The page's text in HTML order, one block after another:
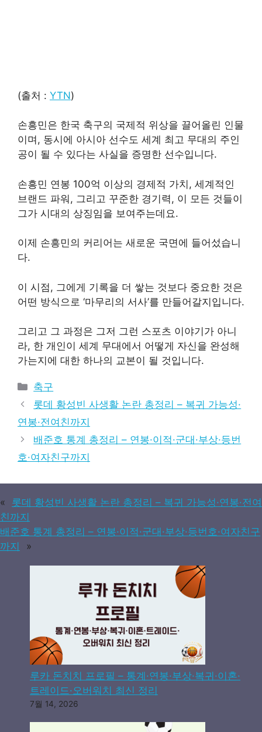
(출처 : YTN)
손흥민은 한국 축구의 국제적 위상을 끌어올린 인물
이며, 동시에 아시아 선수도 세계 최고 무대의 주인
공이 될 수 있다는 사실을 증명한 선수입니다.
손흥민 연봉 100억 이상의 경제적 가치, 세계적인
브랜드 파워, 그리고 꾸준한 경기력, 이 모든 것들이
그가 시대의 상징임을 보여주는데요.
이제 손흥민의 커리어는 새로운 국면에 들어섰습니
다.
이 시점, 그에게 기록을 더 쌓는 것보다 중요한 것은
어떤 방식으로 ‘마무리의 서사’를 만들어갈지입니다.
그리고 그 과정은 그저 그런 스포츠 이야기가 아니
라, 한 개인이 세계 무대에서 어떻게 자신을 완성해
가는지에 대한 하나의 교본이 될 것입니다.
카
테
리
축구
롯데 황성빈 사생활 논란 총정리 – 복귀 가능성·
연봉·전여친까지
배준호 통계 총정리 – 연봉·이적·군대·부상·등번
호·여자친구까지
«
롯데 황성빈 사생활 논란 총정리 – 복귀 가능성·연봉·전여
친까지
배준호 통계 총정리 – 연봉·이적·군대·부상·등번호·여자친구
까지
»
루카 돈치치 프로필 – 통계·연봉·부상·복귀·이혼·
트레이드·오버워치 최신 정리
7월 14, 2026